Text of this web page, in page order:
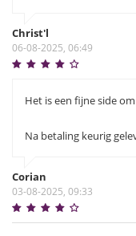
Christ'l
06-08-2025, 06:49
Het is een fijne side
Na betaling keurig
Corian
03-08-2025, 09:33